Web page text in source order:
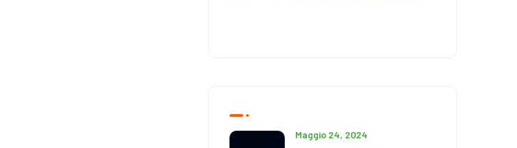
Maggio 24, 2024